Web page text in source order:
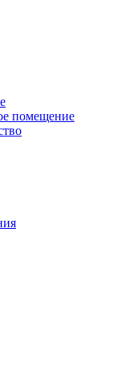
помещение